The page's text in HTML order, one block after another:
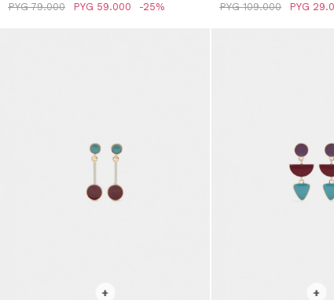
- MULTICOLORPYG 59.000
PYG 79.000 25
MULTICOLOR
PYG
PYG 109.000
+ +